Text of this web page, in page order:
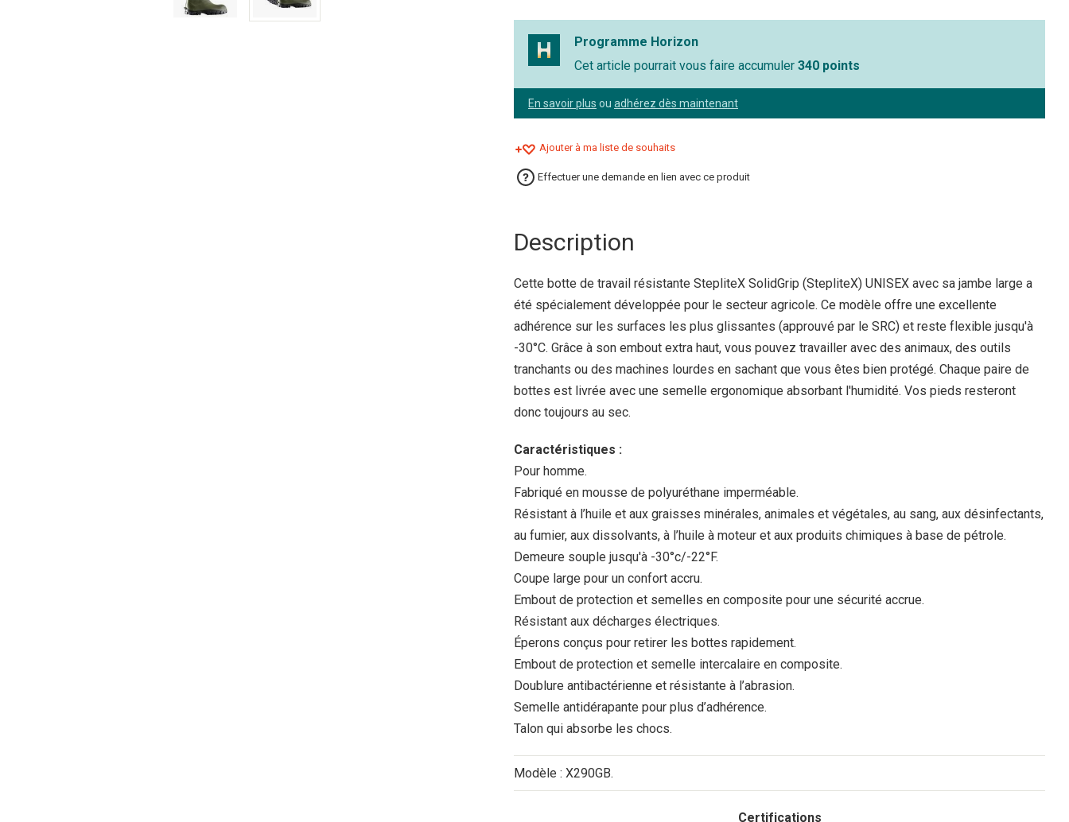
Programme Horizon
Cet article pourrait vous faire accumuler 340 points
En savoir plus ou adhérez dès maintenant
Ajouter à ma liste de souhaits
Effectuer une demande en lien avec ce produit
Description
Cette botte de travail résistante StepliteX SolidGrip (StepliteX) UNISEX avec sa jambe large a
été spécialement développée pour le secteur agricole. Ce modèle offre une excellente
adhérence sur les surfaces les plus glissantes (approuvé par le SRC) et reste flexible jusqu'à
-30°C. Grâce à son embout extra haut, vous pouvez travailler avec des animaux, des outils
tranchants ou des machines lourdes en sachant que vous êtes bien protégé. Chaque paire de
bottes est livrée avec une semelle ergonomique absorbant l'humidité. Vos pieds resteront
donc toujours au sec.
Caractéristiques :
Pour homme.
Fabriqué en mousse de polyuréthane imperméable.
Résistant à l’huile et aux graisses minérales, animales et végétales, au sang, aux désinfectants,
au fumier, aux dissolvants, à l’huile à moteur et aux produits chimiques à base de pétrole.
Demeure souple jusqu'à -30°c/-22°F.
Coupe large pour un confort accru.
Embout de protection et semelles en composite pour une sécurité accrue.
Résistant aux décharges électriques.
Éperons conçus pour retirer les bottes rapidement.
Embout de protection et semelle intercalaire en composite.
Doublure antibactérienne et résistante à l’abrasion.
Semelle antidérapante pour plus d’adhérence.
Talon qui absorbe les chocs.
Modèle : X290GB.
Certifications